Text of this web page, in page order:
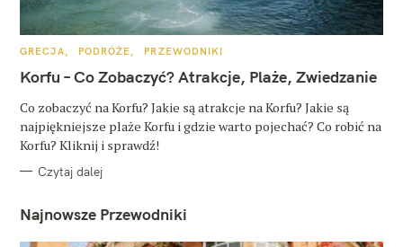
K
T
E
O
R
I
GRECJA PODRÓŻE PRZEWODNIKI
Korfu – Co Zobaczyć? Atrakcje, Plaże, Zwiedzanie
Co zobaczyć na Korfu? Jakie są atrakcje na Korfu? Jakie są
najpiękniejsze plaże Korfu i gdzie warto pojechać? Co robić na
Korfu? Kliknij i sprawdź!
Czytaj dalej
Najnowsze Przewodniki